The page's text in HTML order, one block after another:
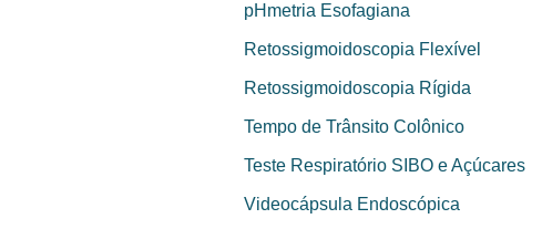
pHmetria Esofagiana
Retossigmoidoscopia Flexível
Retossigmoidoscopia Rígida
Tempo de Trânsito Colônico
Teste Respiratório SIBO e Açúcares
Videocápsula Endoscópica